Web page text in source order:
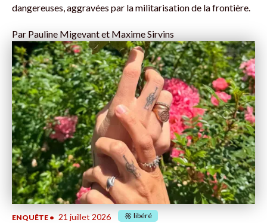
dangereuses, aggravées par la militarisation de la frontière.
Par Pauline Migevant et Maxime Sirvins
ENQUÊTE • 21 juillet 2026 libéré